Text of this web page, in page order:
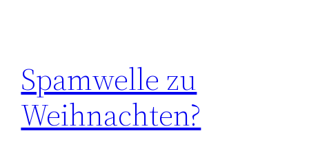
Spamwelle zu
Weihnachten?